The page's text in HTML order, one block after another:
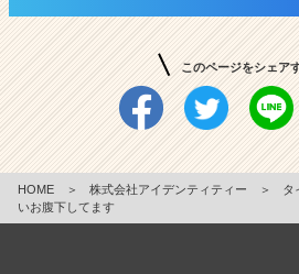
このページをシェア
HOME ＞ 株式会社アイデンティティー ＞ タ
いお腹下してます